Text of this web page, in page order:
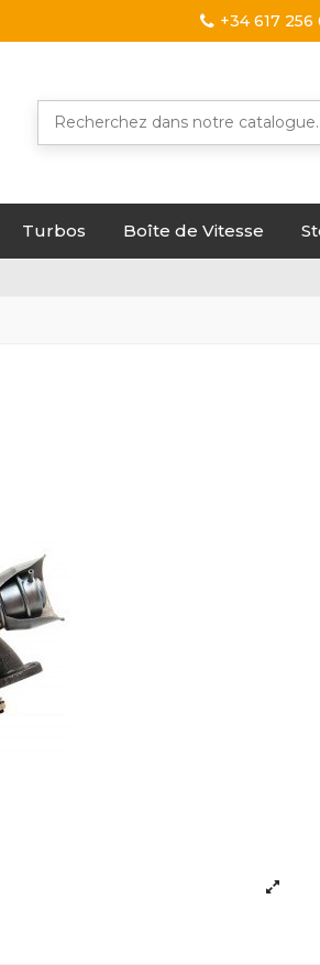
+34 617 256
Turbos Boîte de Vitesse